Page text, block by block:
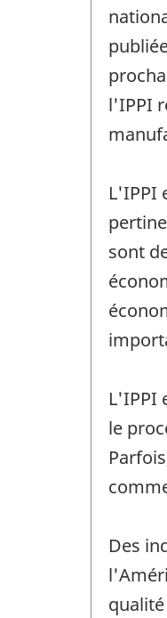
l'IPPI
L'IPPI
sont
L'IPPI
le
Des